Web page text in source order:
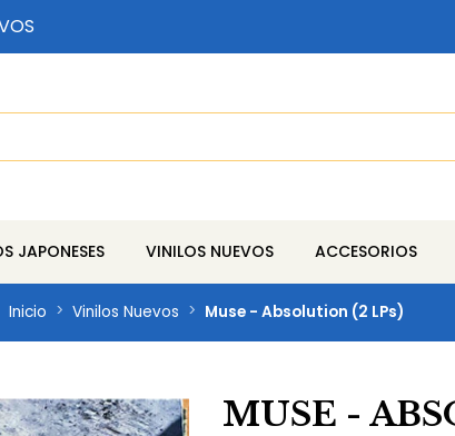
JAPONESES VINILOS NUEVOS ACCESORIOS
Inicio Vinilos Nuevos Muse - Absolution (2 LPs)
MUSE -